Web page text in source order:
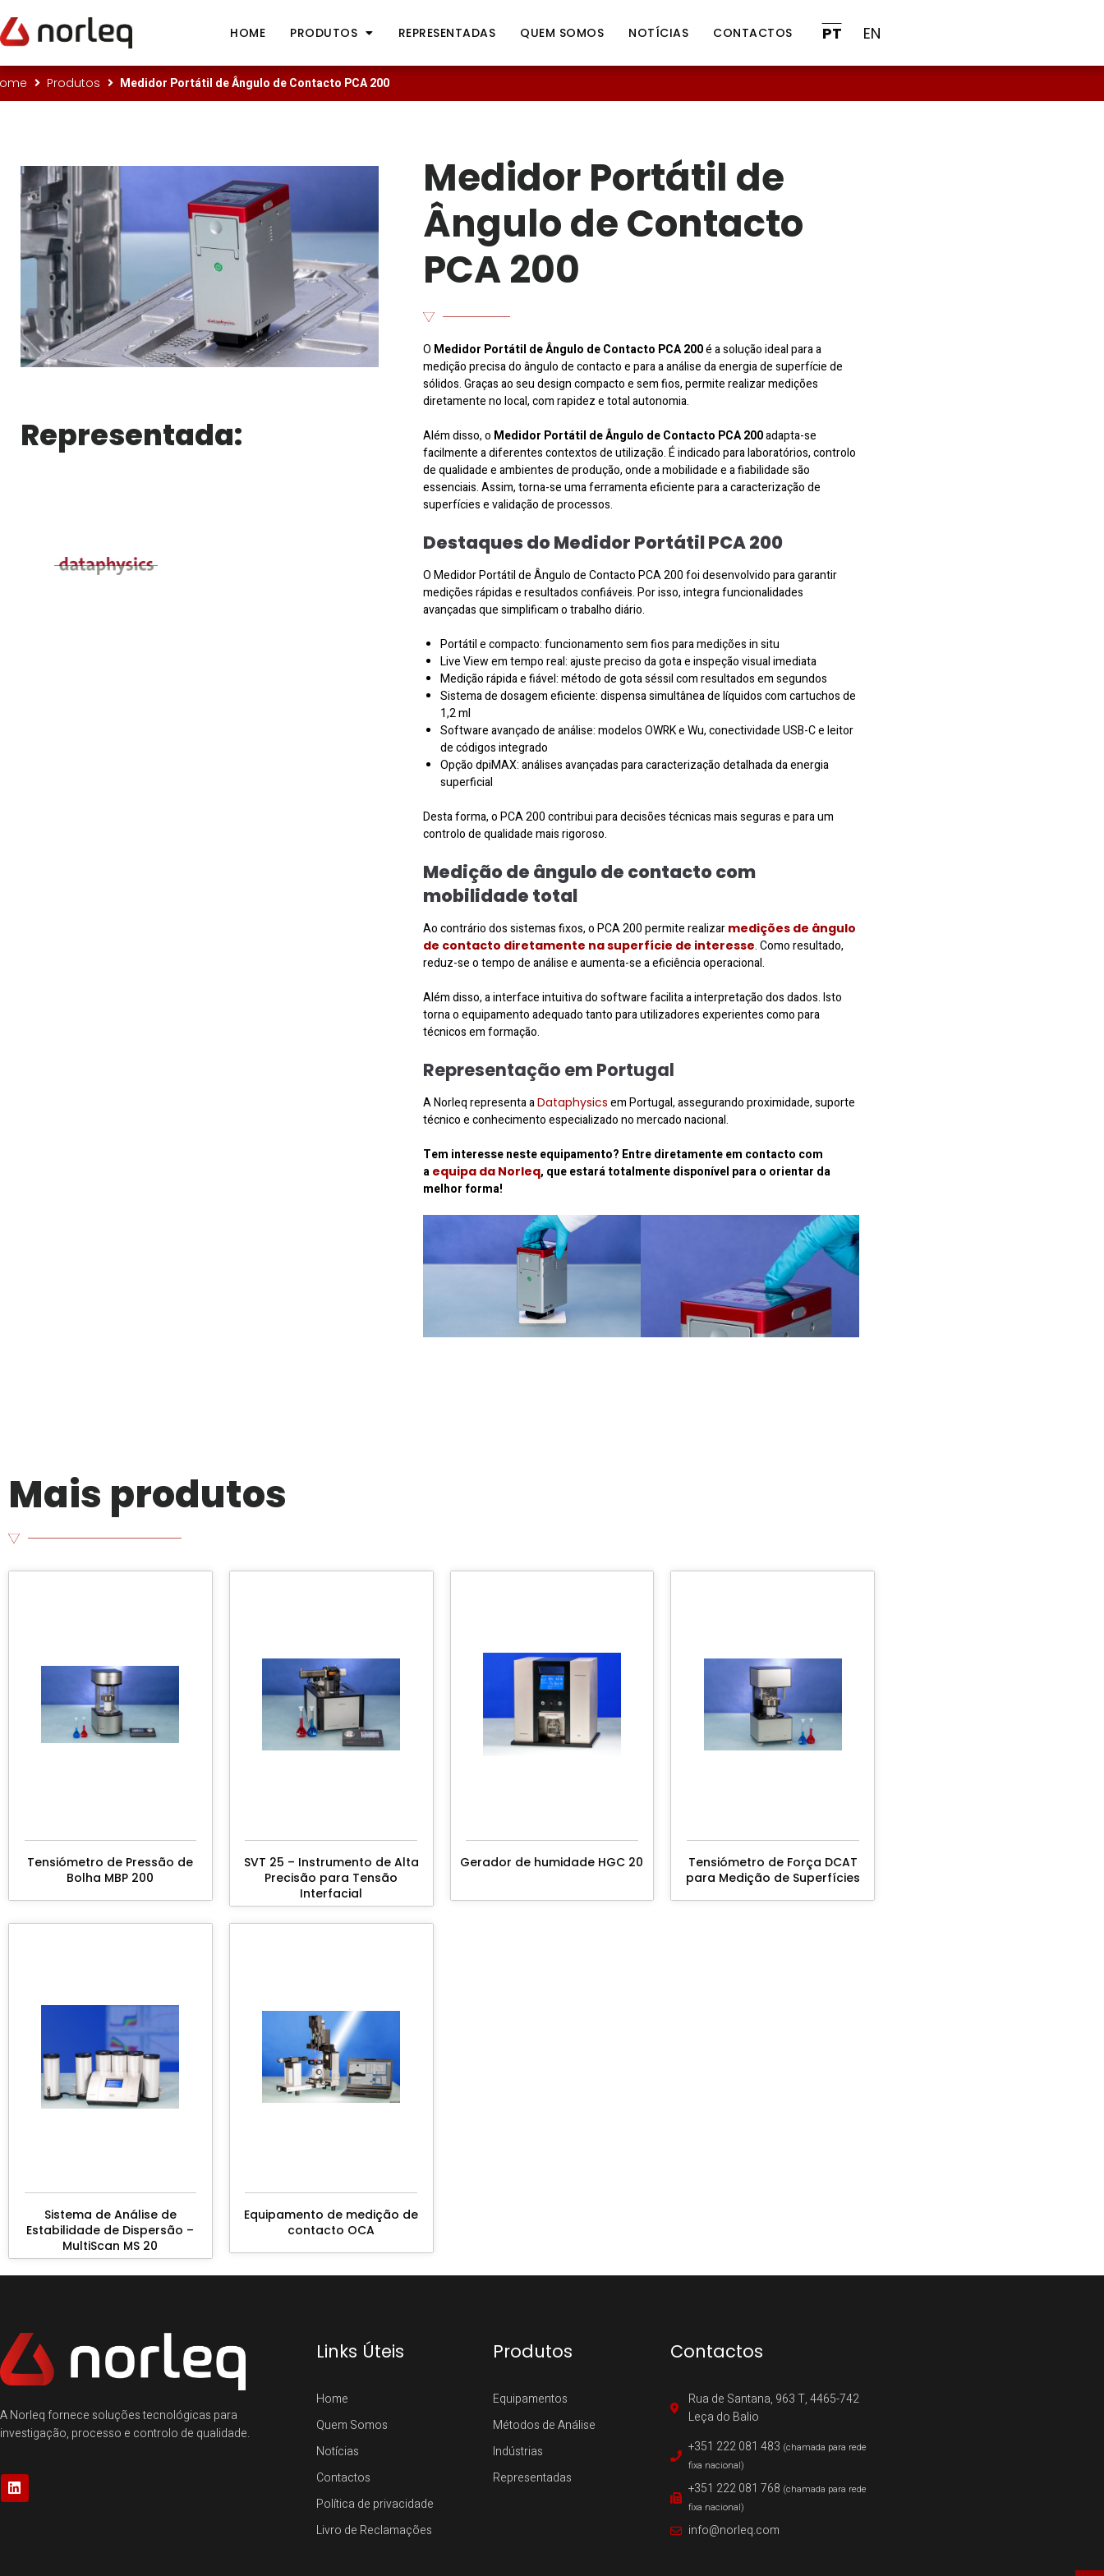
HOME PRODUTOS REPRESENTADAS QUEM SOMOS NOTÍCIAS CONTACTOS PT EN
Produtos Medidor Portátil de Ângulo de Contacto PCA 200
Representada:
Medidor Portátil de
Ângulo de Contacto
PCA 200
O Medidor Portátil de Ângulo de Contacto PCA 200é a solução ideal para a
medição precisa do ângulo de contacto e para a análise da energia de superfície de
sólidos. Graças ao seu design compacto e sem fios, permite realizar medições
diretamente no local, com rapidez e total autonomia.
Além disso, o Medidor Portátil de Ângulo de Contacto PCA 200adapta-se
facilmente a diferentes contextos de utilização. É indicado para laboratórios, controlo
de qualidade e ambientes de produção, onde a mobilidade e a fiabilidade são
essenciais. Assim, torna-se uma ferramenta eficiente para a caracterização de
superfícies e validação de processos.
Destaques do Medidor Portátil PCA 200
O Medidor Portátil de Ângulo de Contacto PCA 200 foi desenvolvido para garantir
medições rápidas e resultados confiáveis. Por isso, integra funcionalidades
avançadas que simplificam o trabalho diário.
Portátil e compacto: funcionamento sem fios para medições in situ
Live View em tempo real: ajuste preciso da gota e inspeção visual imediata
Medição rápida e fiável: método de gota séssil com resultados em segundos
Sistema de dosagem eficiente: dispensa simultânea de líquidos com cartuchos de
1,2 ml
Software avançado de análise: modelos OWRK e Wu, conectividade USB-C e leitor
de códigos integrado
Opção dpiMAX: análises avançadas para caracterização detalhada da energia
superficial
Desta forma, o PCA 200 contribui para decisões técnicas mais seguras e para um
controlo de qualidade mais rigoroso.
Medição de ângulo de contacto com
mobilidade total
Ao contrário dos sistemas fixos, o PCA 200 permite realizar medições de ângulo
de contacto diretamente na superfície de interesse. Como resultado,
reduz-se o tempo de análise e aumenta-se a eficiência operacional.
Além disso, a interface intuitiva do software facilita a interpretação dos dados. Isto
torna o equipamento adequado tanto para utilizadores experientes como para
técnicos em formação.
Representação em Portugal
A Norleq representa aDataphysics em Portugal, assegurando proximidade, suporte
técnico e conhecimento especializado no mercado nacional.
Tem interesse neste equipamento? Entre diretamente em contacto com
a equipa da Norleq, que estará totalmente disponível para o orientar da
melhor forma!
Mais produtos
Tensiómetro de Pressão de
Bolha MBP 200
SVT 25 – Instrumento de Alta
Precisão para Tensão
Interfacial
Gerador de humidade HGC 20
Tensiómetro de Força DCAT
para Medição de Superfícies
Sistema de Análise de
Estabilidade de Dispersão –
MultiScan MS 20
Equipamento de medição de
contacto OCA
A Norleq fornece soluções tecnológicas para
investigação, processo e controlo de qualidade.
Links Úteis
Home
Quem Somos
Notícias
Contactos
Política de privacidade
Livro de Reclamações
Produtos
Equipamentos
Métodos de Análise
Indústrias
Representadas
Contactos
Rua de Santana, 963 T, 4465-742
Leça do Balio
+351 222 081 483 (chamada para rede
fixa nacional)
+351 222 081 768 (chamada para rede
fixa nacional)
info@norleq.com